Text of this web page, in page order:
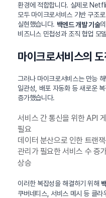
환경에 적합합니다. 실제로
모두 마이크로서비스 기반 구조
실현했습니다. 백엔드 개발 기술
비즈니스 민첩성과 조직 협업 모
마이크로서비스의
그러나 마이크로서비스는 만능
일관성, 배포 자동화 등 새로운
증가했습니다.
서비스 간 통신을 위한 API
필요
데이터 분산으로 인한 트랜
관리가 필요한 서비스 수 증
상승
이러한 복잡성을 해결하기 위해
쿠버네티스, 서비스 메시 등 클라